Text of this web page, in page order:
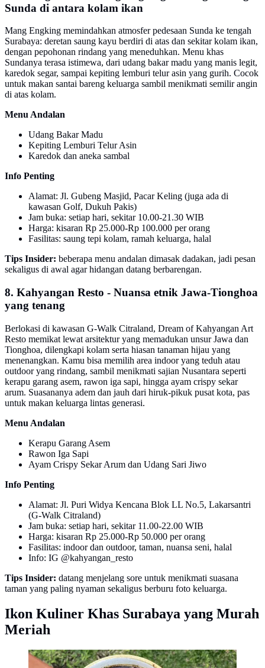
Sunda di antara kolam ikan
Mang Engking memindahkan atmosfer pedesaan Sunda ke tengah
Surabaya: deretan saung kayu berdiri di atas dan sekitar kolam ikan,
dengan pepohonan rindang yang meneduhkan. Menu khas
Sundanya terasa istimewa, dari udang bakar madu yang manis legit,
karedok segar, sampai kepiting lemburi telur asin yang gurih. Cocok
untuk makan santai bareng keluarga sambil menikmati semilir angin
di atas kolam.
Menu Andalan
Udang Bakar Madu
Kepiting Lemburi Telur Asin
Karedok dan aneka sambal
Info Penting
Alamat: Jl. Gubeng Masjid, Pacar Keling (juga ada di
kawasan Golf, Dukuh Pakis)
Jam buka: setiap hari, sekitar 10.00-21.30 WIB
Harga: kisaran Rp 25.000-Rp 100.000 per orang
Fasilitas: saung tepi kolam, ramah keluarga, halal
Tips Insider: beberapa menu andalan dimasak dadakan, jadi pesan
sekaligus di awal agar hidangan datang berbarengan.
8. Kahyangan Resto - Nuansa etnik Jawa-Tionghoa
yang tenang
Berlokasi di kawasan G-Walk Citraland, Dream of Kahyangan Art
Resto memikat lewat arsitektur yang memadukan unsur Jawa dan
Tionghoa, dilengkapi kolam serta hiasan tanaman hijau yang
menenangkan. Kamu bisa memilih area indoor yang teduh atau
outdoor yang rindang, sambil menikmati sajian Nusantara seperti
kerapu garang asem, rawon iga sapi, hingga ayam crispy sekar
arum. Suasananya adem dan jauh dari hiruk-pikuk pusat kota, pas
untuk makan keluarga lintas generasi.
Menu Andalan
Kerapu Garang Asem
Rawon Iga Sapi
Ayam Crispy Sekar Arum dan Udang Sari Jiwo
Info Penting
Alamat: Jl. Puri Widya Kencana Blok LL No.5, Lakarsantri
(G-Walk Citraland)
Jam buka: setiap hari, sekitar 11.00-22.00 WIB
Harga: kisaran Rp 25.000-Rp 50.000 per orang
Fasilitas: indoor dan outdoor, taman, nuansa seni, halal
Info: IG @kahyangan_resto
Tips Insider: datang menjelang sore untuk menikmati suasana
taman yang paling nyaman sekaligus berburu foto keluarga.
Ikon Kuliner Khas Surabaya yang Murah
Meriah